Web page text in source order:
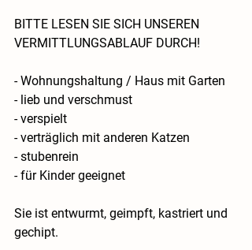
BITTE LESEN SIE SICH UNSEREN
VERMITTLUNGSABLAUF DURCH!
- Wohnungshaltung / Haus mit Garten
- lieb und verschmust
- verspielt
- verträglich mit anderen Katzen
- stubenrein
- für Kinder geeignet
Sie ist entwurmt, geimpft, kastriert und
gechipt.